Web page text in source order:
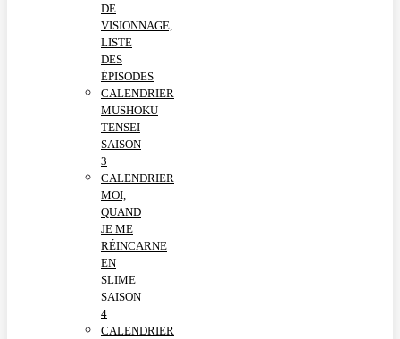
DE
VISIONNAGE,
LISTE
DES
ÉPISODES
CALENDRIER
MUSHOKU
TENSEI
SAISON
3
CALENDRIER
MOI,
QUAND
JE ME
RÉINCARNE
EN
SLIME
SAISON
4
CALENDRIER